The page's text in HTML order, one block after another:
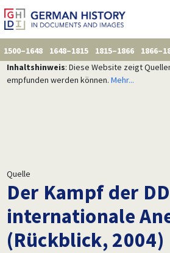
1500–1648 1648–1815 1815–1866
Inhaltshinweis: Diese Website zeigt
empfunden werden können. Mehr...
Quelle
Der Kampf der
internationale
(Rückblick, 2004)